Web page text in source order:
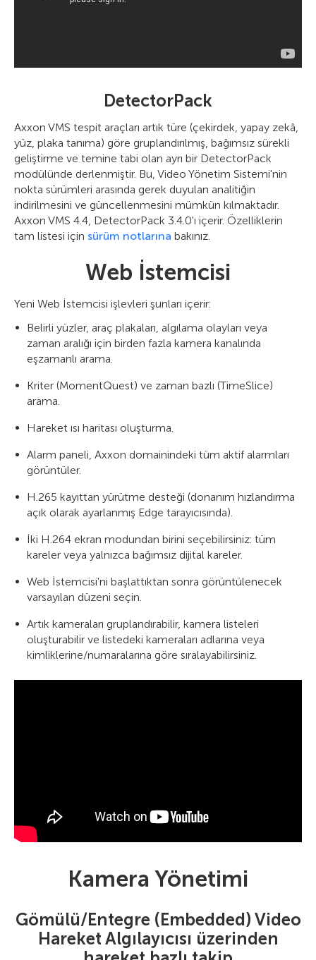
DetectorPack
Axxon VMS tespit araçları artık türe (çekirdek, yapay zekâ,
yüz, plaka tanıma) göre gruplandırılmış, bağımsız sürekli
geliştirme ve temine tabi olan ayrı bir DetectorPack
modülünde derlenmiştir. Bu, Video Yönetim Sistemi'nin
nokta sürümleri arasında gerek duyulan analitiğin
indirilmesini ve güncellenmesini mümkün kılmaktadır.
Axxon VMS 4.4, DetectorPack 3.4.0'ı içerir. Özelliklerin
tam listesi için sürüm notlarına bakınız.
Web İstemcisi
Yeni Web İstemcisi işlevleri şunları içerir:
Belirli yüzler, araç plakaları, algılama olayları veya
zaman aralığı için birden fazla kamera kanalında
eşzamanlı arama.
Kriter (MomentQuest) ve zaman bazlı (TimeSlice)
arama.
Hareket ısı haritası oluşturma.
Alarm paneli, Axxon domainindeki tüm aktif alarmları
görüntüler.
H.265 kayıttan yürütme desteği (donanım hızlandırma
açık olarak ayarlanmış Edge tarayıcısında).
İki H.264 ekran modundan birini seçebilirsiniz: tüm
kareler veya yalnızca bağımsız dijital kareler.
Web İstemcisi'ni başlattıktan sonra görüntülenecek
varsayılan düzeni seçin.
Artık kameraları gruplandırabilir, kamera listeleri
oluşturabilir ve listedeki kameraları adlarına veya
kimliklerine/numaralarına göre sıralayabilirsiniz.
Kamera Yönetimi
Gömülü/Entegre (Embedded) Video
Hareket Algılayıcısı üzerinden